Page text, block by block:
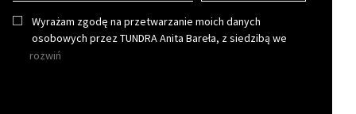
Wyrażam zgodę na przetwarzanie moich danych
osobowych przez TUNDRA Anita Bareła, z siedzibą we
Wrocławiu w celu otrzymywania newslettera.
rozwiń